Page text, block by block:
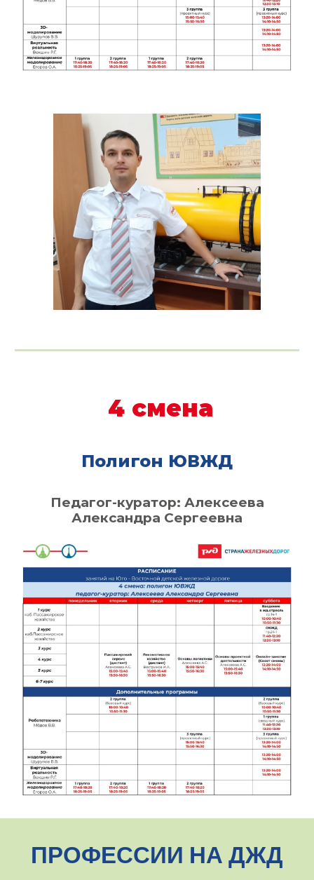
4 смена
Полигон ЮВЖД
Педагог-куратор: Алексеева
Александра Сергеевна
ПРОФЕССИИ НА ДЖД